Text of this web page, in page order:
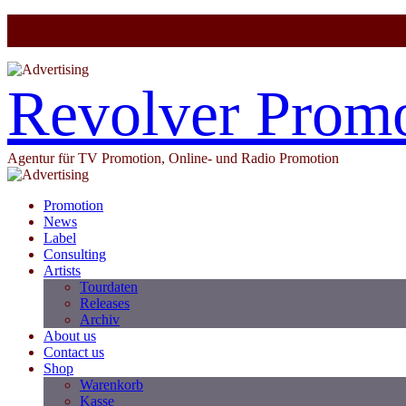
Revolver
Agentur für TV Promotion, Online- und Radio Promotion
Promotion
News
Label
Consulting
Artists
Tourdaten
Releases
Archiv
About us
Contact us
Shop
Warenkorb
Kasse